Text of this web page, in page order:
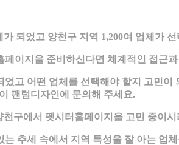
되었고 양천구 지역 1,200여 업체가
이지을 준비하신다면 체계적인 접근
고 어떤 업체를 선택해야 할지 고민
팬텀디자인에 문의해 주세요.
구에서 펫시터홈페이지을 고민 중이
추세 속에서 지역 특성을 잘 아는 업